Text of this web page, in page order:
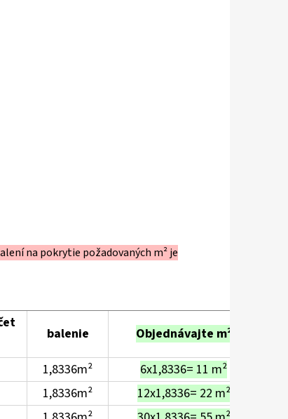
na pokrytie požadovaných m² je
balenie Objednávajte m²
1,8336m²
6x1,8336= 11 m²
1,8336m²
12x1,8336= 22 m²